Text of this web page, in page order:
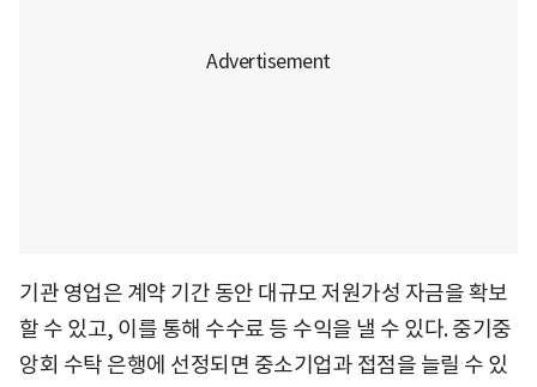
기관 영업은 계약 기간 동안 대규모 저원가성 자금을 확보
할 수 있고, 이를 통해 수수료 등 수익을 낼 수 있다. 중기중
앙회 수탁 은행에 선정되면 중소기업과 접점을 늘릴 수 있